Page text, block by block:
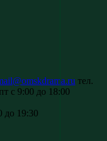
тел.
с 9:00 до 18:00
до 19:30